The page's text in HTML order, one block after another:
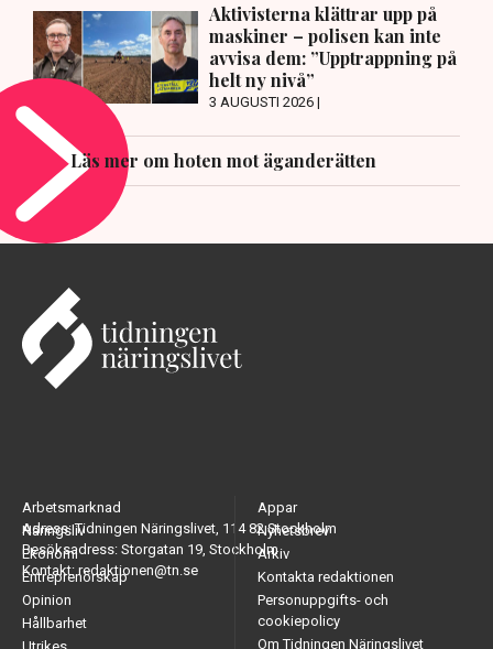
Aktivisterna klättrar upp på
maskiner – polisen kan inte
avvisa dem: ”Upptrappning på
helt ny nivå”
3 AUGUSTI 2026 |
Läs mer om hoten mot äganderätten
Adress: Tidningen Näringslivet, 114 82 Stockholm
Besöksadress: Storgatan 19, Stockholm
Kontakt: redaktionen@tn.se
Arbetsmarknad
Näringsliv
Ekonomi
Entreprenörskap
Opinion
Hållbarhet
Appar
Nyhetsbrev
Arkiv
Kontakta redaktionen
Personuppgifts- och
cookiepolicy
Om Tidningen Näringslivet